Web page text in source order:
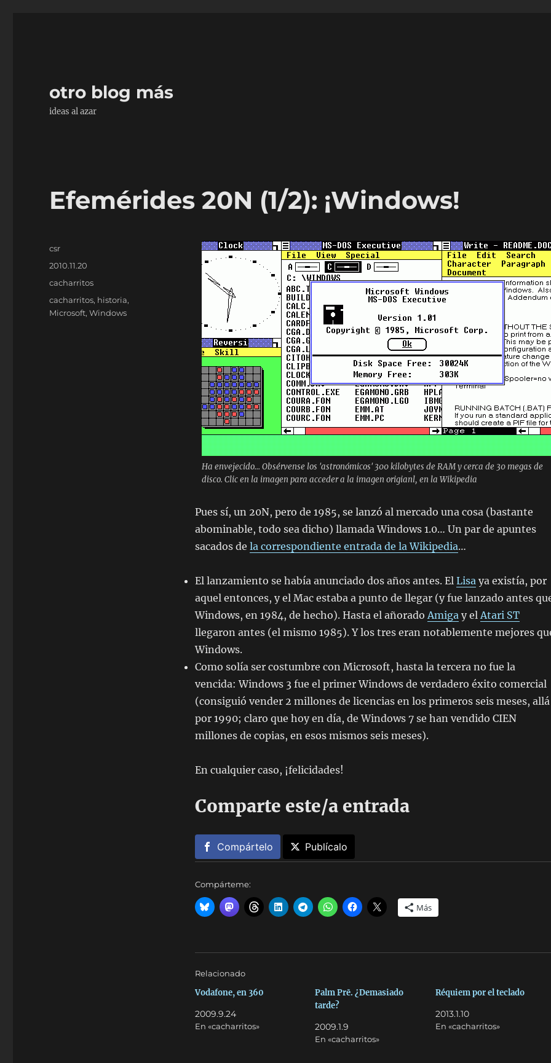
otro blog más
ideas al azar
Efemérides 20N (1/2): ¡Windows!
Ha envejecido... Obsérvense los 'astronómicos' 300 kilobytes de RAM y cerca de 30 megas de
disco. Clic en la imagen para acceder a la imagen origianl, en la Wikipedia
Pues sí, un 20N, pero de 1985, se lanzó al mercado una cosa (bastante
abominable, todo sea dicho) llamada Windows 1.0… Un par de apuntes
sacados de la correspondiente entrada de la Wikipedia…
El lanzamiento se había anunciado dos años antes. El Lisaya existía, por
aquel entonces, y el Mac estaba a punto de llegar (y fue lanzado antes
Windows, en 1984, de hecho). Hasta el añoradoAmigay elAtari ST
llegaron antes (el mismo 1985). Y los tres eran notablemente mejores
Windows.
Como solía ser costumbre con Microsoft, hasta la tercera no fue la
vencida: Windows 3 fue el primer Windows de verdadero éxito comercial
(consiguió vender 2 millones de licencias en los primeros seis meses, allá
por 1990; claro que hoy en día, de Windows 7 se han vendido CIEN
millones de copias, en esos mismos seis meses).
En cualquier caso, ¡felicidades!
Comparte este/a entrada
Compártelo Publícalo
Compárteme:
Más
Relacionado
Vodafone, en 360
2009.9.24
En «cacharritos»
Palm Prē. ¿Demasiado
tarde?
2009.1.9
En «cacharritos»
Réquiem por el teclado
2013.1.10
En «cacharritos»
Autor
csr
Publicado
2010.11.20
Categorías
cacharritos
Etiquetas
cacharritos, historia,
Microsoft,Windows